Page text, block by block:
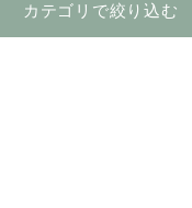
カテゴリで絞り込む